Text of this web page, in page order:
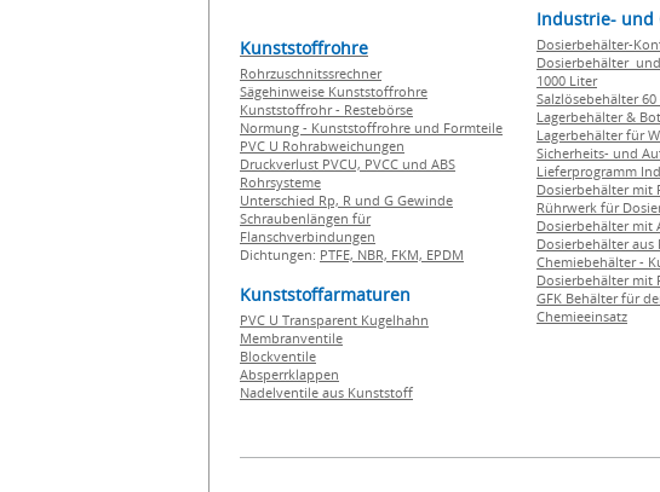
Kunststoffrohre
Rohrzuschnitssrechner
Sägehinweise Kunststoffrohre
Kunststoffrohr - Restebörse
Normung - Kunststoffrohre und Formteile
PVC U Rohrabweichungen
Druckverlust PVCU, PVCC und ABS
Rohrsysteme
Unterschied Rp, R und G Gewinde
Schraubenlängen für
Flanschverbindungen
Dichtungen: PTFE, NBR, FKM, EPDM
Kunststoffarmaturen
PVC U Transparent Kugelhahn
Membranventile
Blockventile
Absperrklappen
Nadelventile aus Kunststoff
Industrie- und
Dosierbehälter-
Dosierbehälter
1000 Liter
Salzlösebehälter
Lagerbehälter &
Lagerbehälter für
Sicherheits- und
Lieferprogramm
Dosierbehälter mit
Rührwerk für
Dosierbehälter mit
Dosierbehälter aus
Chemiebehälter -
Dosierbehälter mit
GFK Behälter für
Chemieeinsatz